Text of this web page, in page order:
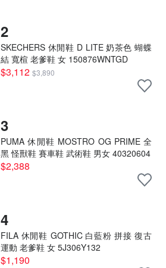
2
SKECHERS 休閒鞋 D LITE 奶茶色 蝴蝶
結 寬楦 老爹鞋 女 150876WNTGD
$3,112 $3,890
3
PUMA 休閒鞋 MOSTRO OG PRIME 全
黑 怪獸鞋 賽車鞋 武術鞋 男女 40320604
$2,388
4
FILA 休閒鞋 GOTHIC 白藍粉 拼接 復古
運動 老爹鞋 女 5J306Y132
$1,190